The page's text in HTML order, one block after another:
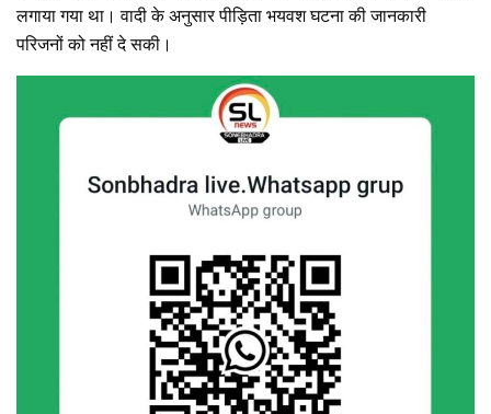
लगाया गया था। वादी के अनुसार पीड़िता भयवश घटना की जानकारी
परिजनों को नहीं दे सकी।